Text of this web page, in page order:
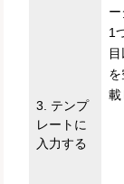
3. テンプ
レートに
入力する
ー
1
載